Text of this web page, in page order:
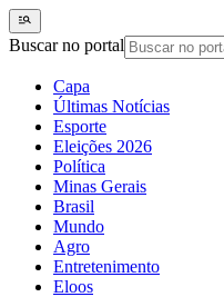
Buscar no portal
Capa
Últimas Notícias
Esporte
Eleições 2026
Política
Minas Gerais
Brasil
Mundo
Agro
Entretenimento
Eloos